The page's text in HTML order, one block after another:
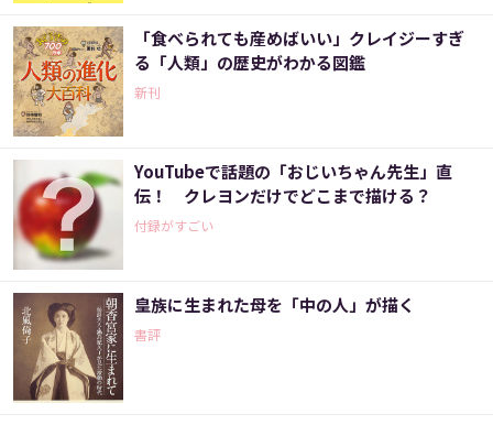
「食べられても産めばいい」クレイジーすぎ
る「人類」の歴史がわかる図鑑
新刊
YouTubeで話題の「おじいちゃん先生」直
伝！ クレヨンだけでどこまで描ける？
付録がすごい
皇族に生まれた母を「中の人」が描く
書評